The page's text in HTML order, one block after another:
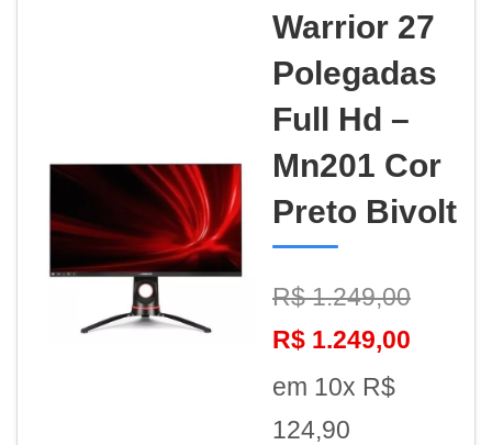
Warrior 27
Polegadas
Full Hd –
Mn201 Cor
Preto Bivolt
R$ 1.249,00
R$ 1.249,00
em 10x R$
124,90